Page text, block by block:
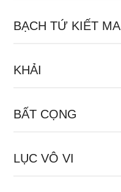
BẠCH TỨ KIẾT MA
KHẢI
BẤT CỌNG
LỤC VÔ VI